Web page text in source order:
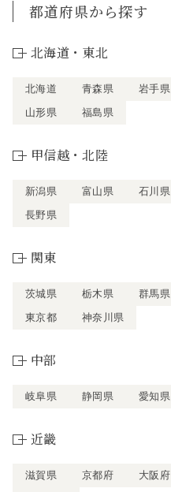
都道府県から探す
北海道・東北
北海道 青森県 岩手県
山形県
福島県
甲信越・北陸
新潟県 富山県 石川県
長野県
関東
茨城県 栃木県 群馬県
東京都
神奈川県
中部
岐阜県 静岡県 愛知県
近畿
滋賀県 京都府 大阪府